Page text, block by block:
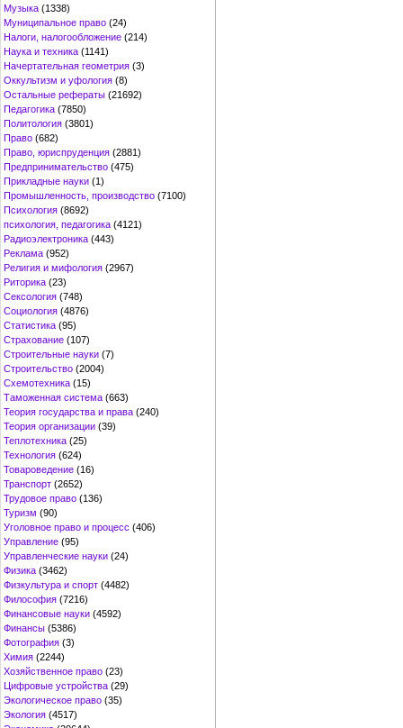
Музыка (1338)
Муниципальное право (24)
Налоги, налогообложение (214)
Наука и техника (1141)
Начертательная геометрия (3)
Оккультизм и уфология (8)
Остальные рефераты (21692)
Педагогика (7850)
Политология (3801)
Право (682)
Право, юриспруденция (2881)
Предпринимательство (475)
Прикладные науки (1)
Промышленность, производство (7100)
Психология (8692)
психология, педагогика (4121)
Радиоэлектроника (443)
Реклама (952)
Религия и мифология (2967)
Риторика (23)
Сексология (748)
Социология (4876)
Статистика (95)
Страхование (107)
Строительные науки (7)
Строительство (2004)
Схемотехника (15)
Таможенная система (663)
Теория государства и права (240)
Теория организации (39)
Теплотехника (25)
Технология (624)
Товароведение (16)
Транспорт (2652)
Трудовое право (136)
Туризм (90)
Уголовное право и процесс (406)
Управление (95)
Управленческие науки (24)
Физика (3462)
Физкультура и спорт (4482)
Философия (7216)
Финансовые науки (4592)
Финансы (5386)
Фотография (3)
Химия (2244)
Хозяйственное право (23)
Цифровые устройства (29)
Экологическое право (35)
Экология (4517)